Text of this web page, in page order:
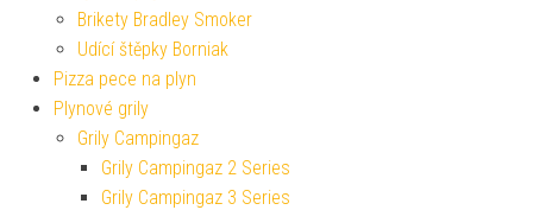
Brikety Bradley Smoker
Udící štěpky Borniak
Pizza pece na plyn
Plynové grily
Grily Campingaz
Grily Campingaz 2 Series
Grily Campingaz 3 Series